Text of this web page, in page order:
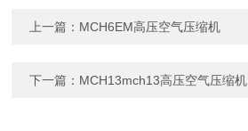
上一篇： MCH6EM高压空气压缩机
下一篇： MCH13mch13高压空气压缩机